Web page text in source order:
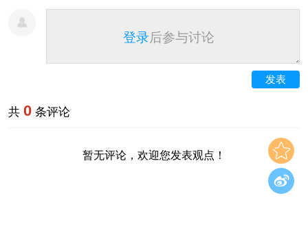
登录后参与讨论
发表
共 0 条评论
暂无评论，欢迎您发表观点！